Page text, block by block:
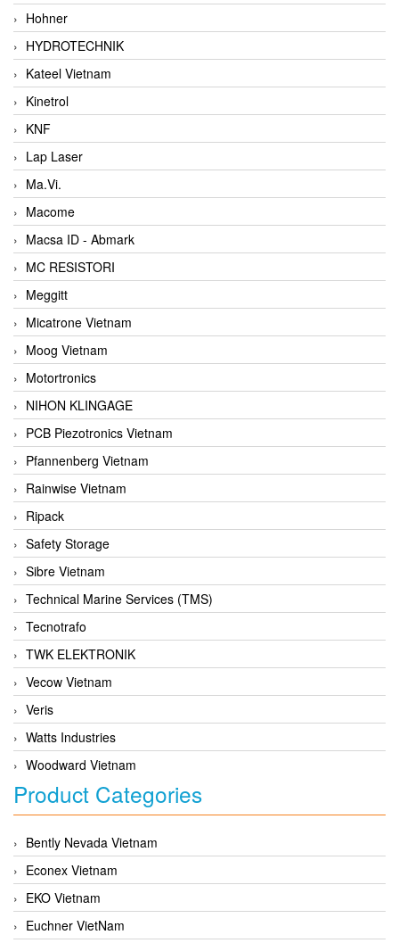
Hohner
HYDROTECHNIK
Kateel Vietnam
Kinetrol
KNF
Lap Laser
Ma.Vi.
Macome
Macsa ID - Abmark
MC RESISTORI
Meggitt
Micatrone Vietnam
Moog Vietnam
Motortronics
NIHON KLINGAGE
PCB Piezotronics Vietnam
Pfannenberg Vietnam
Rainwise Vietnam
Ripack
Safety Storage
Sibre Vietnam
Technical Marine Services (TMS)
Tecnotrafo
TWK ELEKTRONIK
Vecow Vietnam
Veris
Watts Industries
Woodward Vietnam
Product Categories
Bently Nevada Vietnam
Econex Vietnam
EKO Vietnam
Euchner VietNam